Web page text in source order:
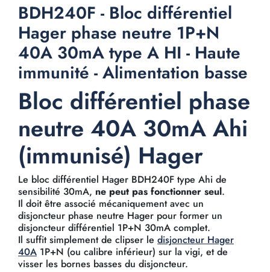
BDH240F - Bloc différentiel
Hager phase neutre 1P+N
40A 30mA type A HI - Haute
immunité - Alimentation basse
Bloc différentiel phase
neutre 40A 30mA Ahi
(immunisé) Hager
Le bloc différentiel Hager BDH240F type Ahi de
sensibilité 30mA, ne peut pas fonctionner seul.
Il doit être associé mécaniquement avec un
disjoncteur phase neutre Hager pour former un
disjoncteur différentiel 1P+N 30mA complet.
Il suffit simplement de clipser le disjoncteur Hager
40A 1P+N (ou calibre inférieur) sur la vigi, et de
visser les bornes basses du disjoncteur.